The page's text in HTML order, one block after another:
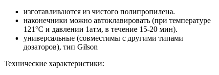
изготавливаются из чистого полипропилена.
наконечники можно автоклавировать (при температуре
121°С и давлении 1атм, в течение 15-20 мин).
универсальные (совместимы с другими типами
дозаторов), тип Gilson
Технические характеристики: